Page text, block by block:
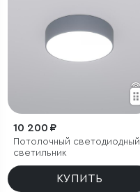
10 200 ₽
Потолочный светодиодный
светильник
КУПИТЬ